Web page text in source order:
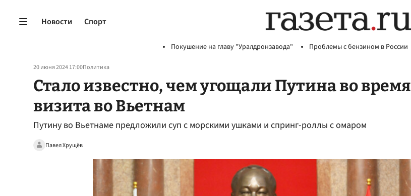
Новости Спорт
Покушение на главу "Уралдронзавода" Проблемы с бензином в России
20 июня 2024 17:00Политика
Стало известно, чем угощали Путина во время
визита во Вьетнам
Путину во Вьетнаме предложили суп с морскими ушками и спринг-роллы с омаром
Павел Хрущёв